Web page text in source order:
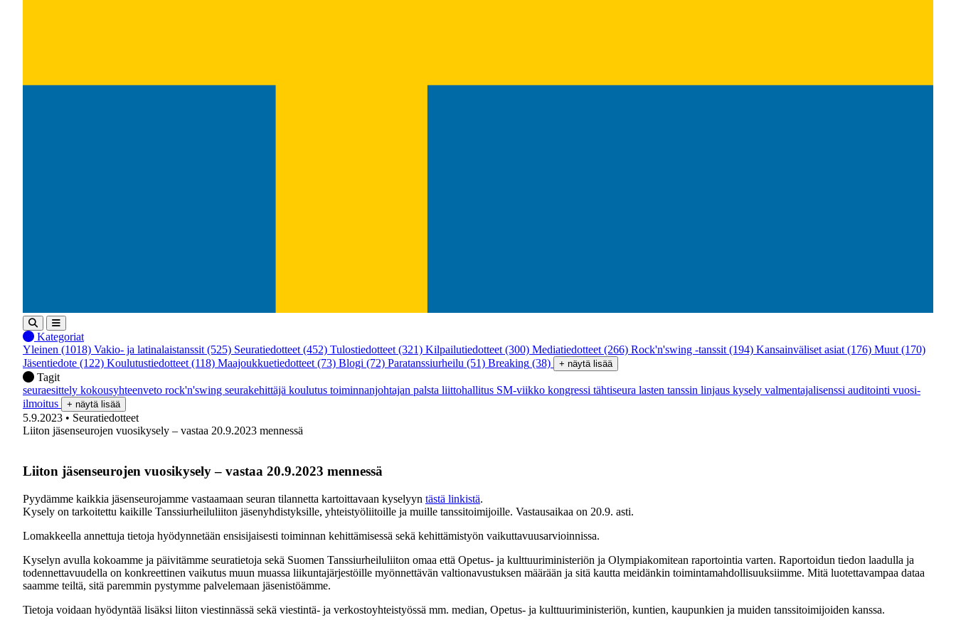
Kategoriat
Yleinen (1018) Vakio- ja latinalaistanssit (525) Seuratiedotteet (452) Tulostiedotteet (321) Kilpailutiedotteet (300) Mediatiedotteet (266) Rock'n'swing -tanssit (194) Kansainväliset asiat (176) Muut (170)
Jäsentiedote (122) Koulutustiedotteet (118) Maajoukkuetiedotteet (73) Blogi (72) Paratanssiurheilu (51) Breaking (38) + näytä lisää
Tagit
seuraesittely kokousyhteenveto rock'n'swing seurakehittäjä koulutus toiminnanjohtajan palsta liittohallitus SM-viikko kongressi tähtiseura lasten tanssin linjaus kysely valmentajalisenssi auditointi vuosi-
ilmoitus
+ näytä lisää
5.9.2023 • Seuratiedotteet
Liiton jäsenseurojen vuosikysely – vastaa 20.9.2023 mennessä
Liiton jäsenseurojen vuosikysely – vastaa 20.9.2023 mennessä
Pyydämme kaikkia jäsenseurojamme vastaamaan seuran tilannetta kartoittavaan kyselyyn tästä linkistä.
Kysely on tarkoitettu kaikille Tanssiurheiluliiton jäsenyhdistyksille, yhteistyöliitoille ja muille tanssitoimijoille. Vastausaikaa on 20.9. asti.
Lomakkeella annettuja tietoja hyödynnetään ensisijaisesti toiminnan kehittämisessä sekä kehittämistyön vaikuttavuusarvioinnissa.
Kyselyn avulla kokoamme ja päivitämme seuratietoja sekä Suomen Tanssiurheiluliiton omaa että Opetus- ja kulttuuriministeriön ja Olympiakomitean raportointia varten. Raportoidun tiedon laadulla ja
todennettavuudella on konkreettinen vaikutus muun muassa liikuntajärjestöille myönnettävän valtionavustuksen määrään ja sitä kautta meidänkin toimintamahdollisuuksiimme. Mitä luotettavampaa dataa
saamme teiltä, sitä paremmin pystymme palvelemaan jäsenistöämme.
Tietoja voidaan hyödyntää lisäksi liiton viestinnässä sekä viestintä- ja verkostoyhteistyössä mm. median, Opetus- ja kulttuuriministeriön, kuntien, kaupunkien ja muiden tanssitoimijoiden kanssa.